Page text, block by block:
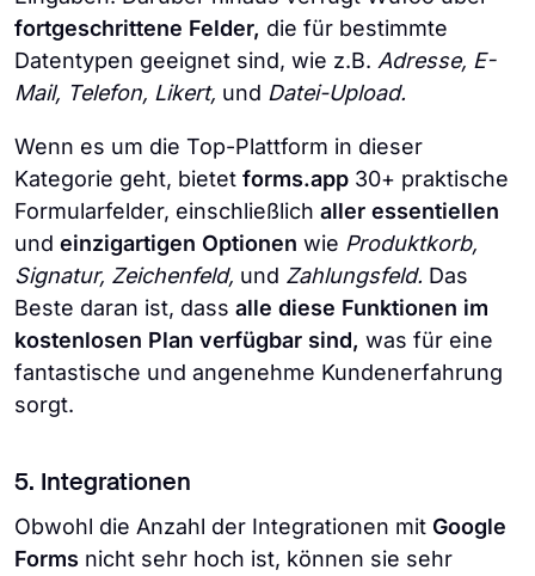
fortgeschrittene Felder, die für bestimmte
Datentypen geeignet sind, wie z.B. Adresse, E-
Mail, Telefon, Likert, und Datei-Upload.
Wenn es um die Top-Plattform in dieser
Kategorie geht, bietet forms.app 30+ praktische
Formularfelder, einschließlich aller essentiellen
und einzigartigen Optionen wie Produktkorb,
Signatur, Zeichenfeld, und Zahlungsfeld. Das
Beste daran ist, dass alle diese Funktionen im
kostenlosen Plan verfügbar sind, was für eine
fantastische und angenehme Kundenerfahrung
sorgt.
5. Integrationen
Obwohl die Anzahl der Integrationen mit Google
Forms nicht sehr hoch ist, können sie sehr